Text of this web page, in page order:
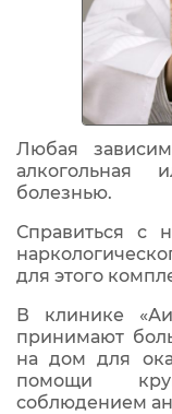
Любая
алкогольная
болезнью.
Справиться с
для этого
В клинике
принимают
на дом для
помощи
соблюдением